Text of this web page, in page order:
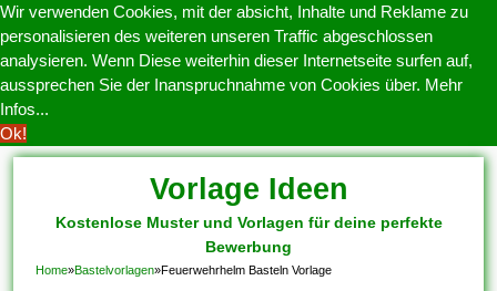
Wir verwenden Cookies, mit der absicht, Inhalte und Reklame zu
personalisieren des weiteren unseren Traffic abgeschlossen
analysieren. Wenn Diese weiterhin dieser Internetseite surfen auf,
aussprechen Sie der Inanspruchnahme von Cookies über. Mehr
Infos...
Ok!
Vorlage Ideen
Kostenlose Muster und Vorlagen für deine perfekte
Bewerbung
Home»Bastelvorlagen»Feuerwehrhelm Basteln Vorlage